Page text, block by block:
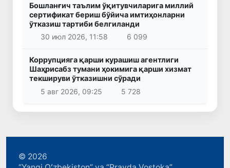
Бошланғич таълим ўқитувчиларига миллий
сертификат бериш бўйича имтиҳонларни
ўтказиш тартиби белгиланди
30 июл 2026, 11:58
6 099
Коррупцияга қарши курашиш агентлиги
Шаҳрисабз тумани ҳокимига қарши хизмат
текшируви ўтказишни сўради
5 авг 2026, 09:25
5 728
© 2026